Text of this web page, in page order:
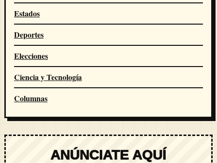
Estados
Deportes
Elecciones
Ciencia y Tecnología
Columnas
ANÚNCIATE AQUÍ